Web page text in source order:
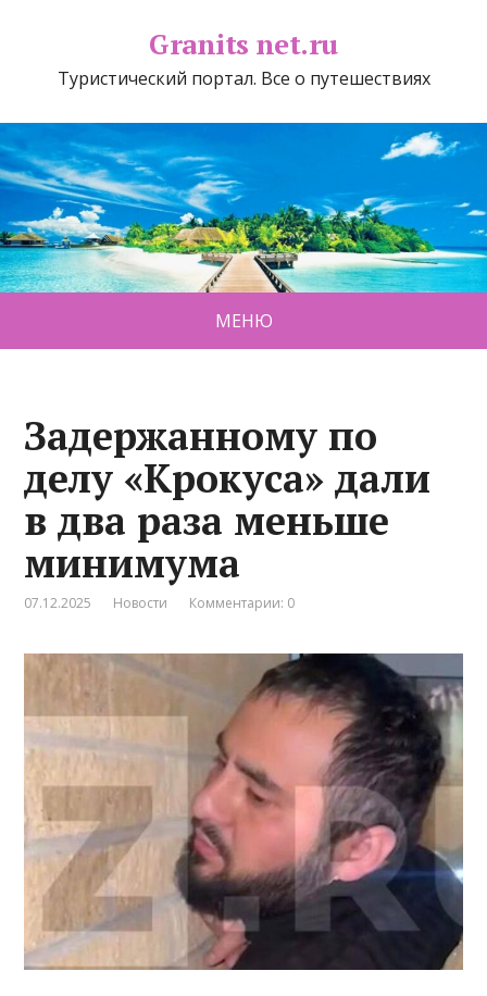
Granits net.ru
Туристический портал. Все о путешествиях
МЕНЮ
Задержанному по
делу «Крокуса» дали
в два раза меньше
минимума
07.12.2025 Новости Комментарии: 0